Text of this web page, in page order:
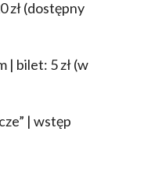
zł (dostępny
| bilet: 5 zł (w
| wstęp